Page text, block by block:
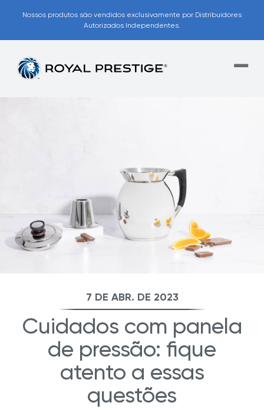
Nossos produtos são vendidos exclusivamente por Distribuidores
Autorizados Independentes.
7 DE ABR. DE 2023
Cuidados com panela
de pressão: fique
atento a essas
questões